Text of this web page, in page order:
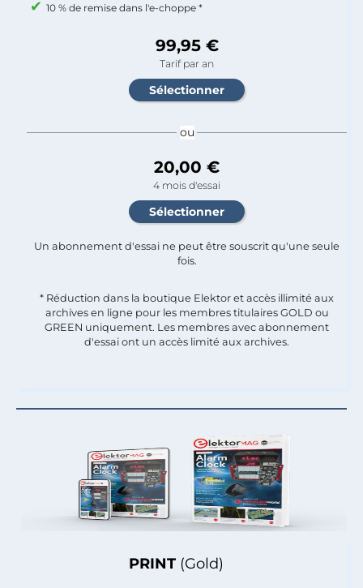
PRINT (Gold)
10 % de remise dans l'e-choppe *
99,95 €
Tarif par an
ou
20,00 €
4 mois d'essai
Un abonnement d'essai ne peut être souscrit qu'une seule
fois.​
* Réduction dans la boutique Elektor et accès illimité aux
archives en ligne pour les membres titulaires GOLD ou
GREEN uniquement. Les membres avec abonnement
d'essai ont un accès limité aux archives.